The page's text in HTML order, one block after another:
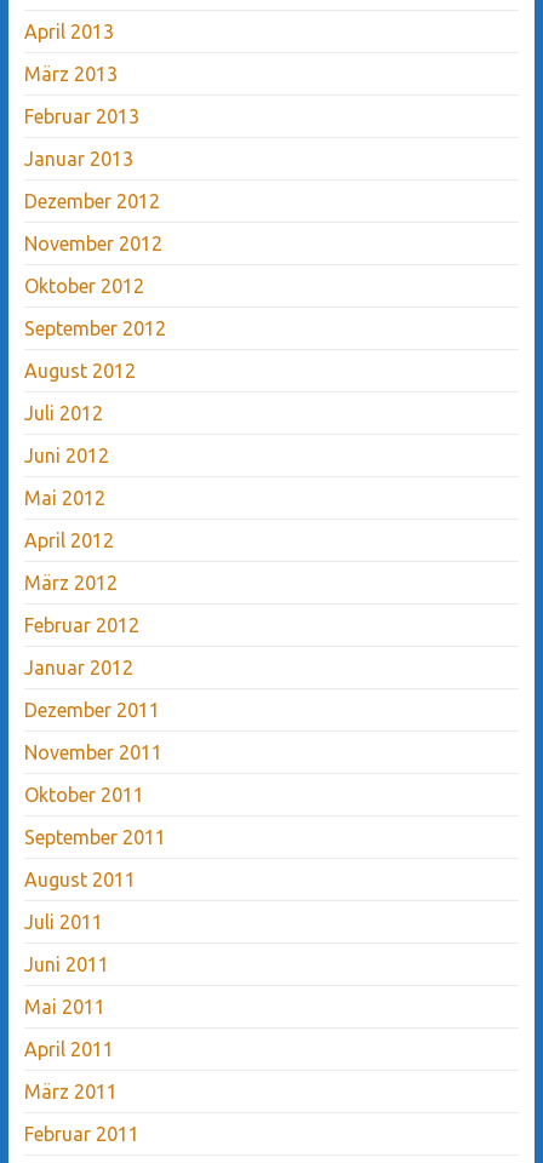
April 2013
März 2013
Februar 2013
Januar 2013
Dezember 2012
November 2012
Oktober 2012
September 2012
August 2012
Juli 2012
Juni 2012
Mai 2012
April 2012
März 2012
Februar 2012
Januar 2012
Dezember 2011
November 2011
Oktober 2011
September 2011
August 2011
Juli 2011
Juni 2011
Mai 2011
April 2011
März 2011
Februar 2011